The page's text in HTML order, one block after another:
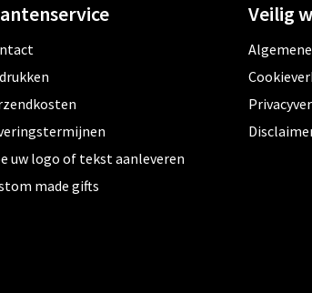
uw logo of tekst aanleveren
made gifts
Veilig